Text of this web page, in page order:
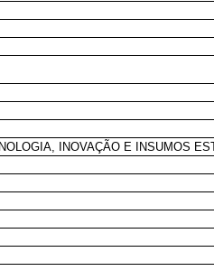
INOVAÇÃO E INSUMOS